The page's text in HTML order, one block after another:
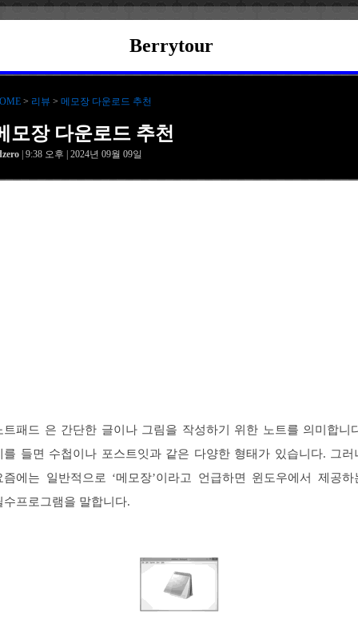
Berrytour
> 리뷰 > 메모장 다운로드 추천
모장 다운로드 추천
| 9:38 오후 | 2024년 09월 09일
트패드 은 간단한 글이나 그림을 작성하기 위한 노트를 의미합니
를 들면 수첩이나 포스트잇과 같은 다양한 형태가 있습니다. 그러
즘에는 일반적으로 ‘메모장’이라고 언급하면 윈도우에서 제공하
수프로그램을 말합니다.